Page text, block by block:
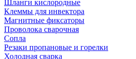
Шланги кислородные
Клеммы для инвектора
Магнитные фиксаторы
Проволока сварочная
Сопла
Резаки пропановые и горелки
Холодная сварка